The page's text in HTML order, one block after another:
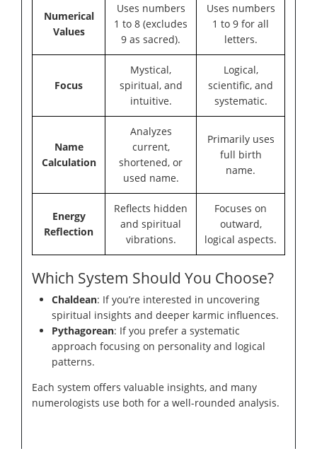
Numerical
Values
Uses numbers
1 to 8 (excludes
9 as sacred).
Uses numbers
1 to 9 for all
letters.
Focus
Mystical,
spiritual, and
intuitive.
Logical,
scientific, and
systematic.
Name
Calculation
Analyzes
current,
shortened, or
used name.
Primarily uses
full birth
name.
Energy
Reflection
Reflects hidden
and spiritual
vibrations.
Focuses on
outward,
logical aspects.
Which System Should You Choose?
Chaldean: If you’re interested in uncovering
spiritual insights and deeper karmic influences.
Pythagorean: If you prefer a systematic
approach focusing on personality and logical
patterns.
Each system offers valuable insights, and many
numerologists use both for a well-rounded analysis.